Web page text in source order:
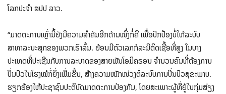
ໂລກປະຈຳ ສປປ ລາວ.
“ມາດຕະການເຫຼົ່ານີ້ຍັງມີຄວາມສໍາຄັນອີກດ້ານໜຶ່ງກໍ່ຄື ເພື່ອປົກປ້ອງບໍ່ໃຫ້ລະບົບ
ສາທາລະນະສຸກຂອງພວກເຮົາລົ້ນ. ຍ້ອນມີຕົວເລກກໍລະນີຕິດເຊື້ອທີ່ສູງ ໃນບາງ
ປະເທດທີ່ປະເຊີນກັບການລະບາດຂອງສາຍພັນໂອມິຄຣອນ ຈໍານວນຄົນທີ່ຕ້ອງການ
ປິ່ນປົວໃນໂຮງໝໍກໍ່ຍິ່ງເພີ່ມຂຶ້ນ, ສ້າງຄວາມໜັກໜ່ວງຕໍ່ລະບົບການປິ່ນປົວສຸຂະພາບ.
ຮຽກຮ້ອງໃຫ້ປະຊາຊົນປະຕິບັດມາດຕະການປ້ອງກັນ, ໂດຍສະເພາະຜູ້ທີ່ຢູ່ໃນກຸ່ມສ່ຽງ